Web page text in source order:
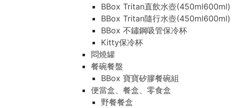
BBox Tritan直飲水壺(450ml600ml)
BBox Tritan隨行水壺(450ml600ml)
BBox 不鏽鋼吸管保冷杯
Kitty保冷杯
悶燒罐
餐碗餐盤
BBox 寶寶矽膠餐碗組
便當盒、餐盒、零食盒
野餐餐盒